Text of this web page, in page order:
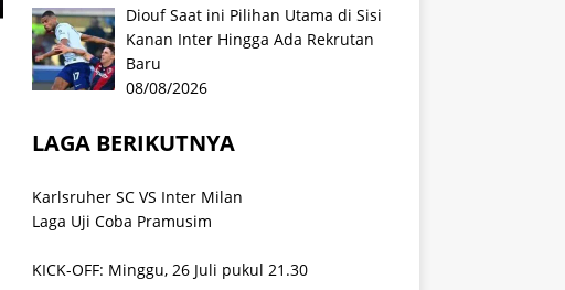
Diouf Saat ini Pilihan Utama di Sisi
Kanan Inter Hingga Ada Rekrutan
Baru
08/08/2026
LAGA BERIKUTNYA
Karlsruher SC VS Inter Milan
Laga Uji Coba Pramusim
KICK-OFF: Minggu, 26 Juli pukul 21.30